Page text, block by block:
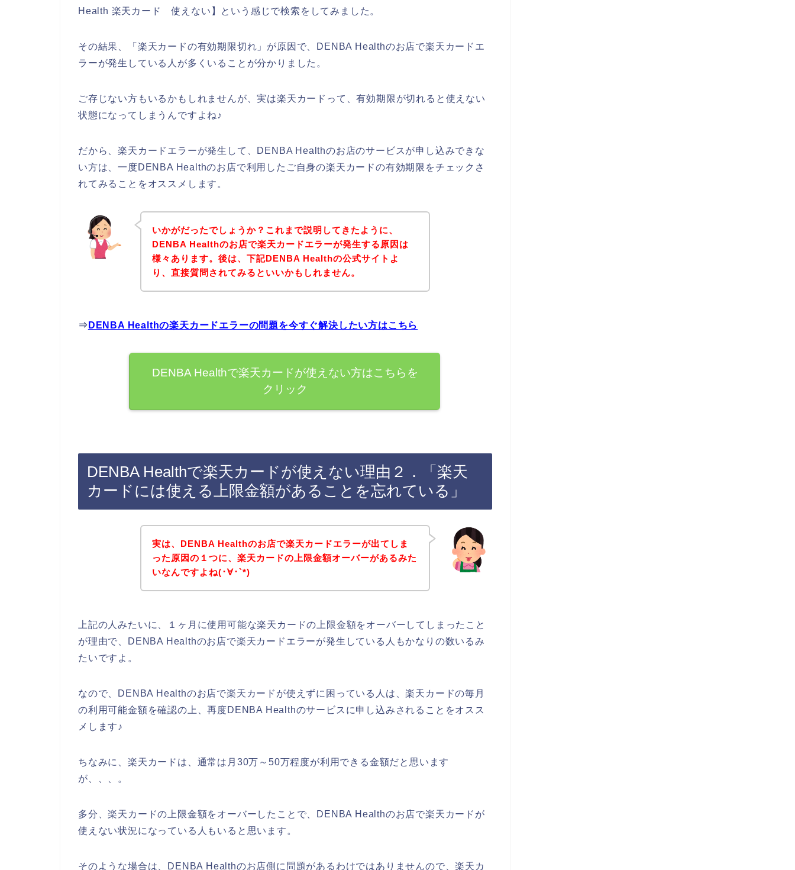
Health 楽天カード 使えない】という感じで検索をしてみました。
その結果、「楽天カードの有効期限切れ」が原因で、DENBA Healthのお店で楽天カードエ
ラーが発生している人が多くいることが分かりました。
ご存じない方もいるかもしれませんが、実は楽天カードって、有効期限が切れると使えない
状態になってしまうんですよね♪
だから、楽天カードエラーが発生して、DENBA Healthのお店のサービスが申し込みできな
い方は、一度DENBA Healthのお店で利用したご自身の楽天カードの有効期限をチェックさ
れてみることをオススメします。
いかがだったでしょうか？これまで説明してきたように、
DENBA Healthのお店で楽天カードエラーが発生する原因は
様々あります。後は、下記DENBA Healthの公式サイトよ
り、直接質問されてみるといいかもしれません。
⇒ DENBA Healthの楽天カードエラーの問題を今すぐ解決したい方はこちら
DENBA Healthで楽天カードが使えない方はこちらを
クリック
DENBA Healthで楽天カードが使えない理由２．「楽天
カードには使える上限金額があることを忘れている」
実は、DENBA Healthのお店で楽天カードエラーが出てしま
った原因の１つに、楽天カードの上限金額オーバーがあるみた
いなんですよね(･∀･`*)
上記の人みたいに、１ヶ月に使用可能な楽天カードの上限金額をオーバーしてしまったこと
が理由で、DENBA Healthのお店で楽天カードエラーが発生している人もかなりの数いるみ
たいですよ。
なので、DENBA Healthのお店で楽天カードが使えずに困っている人は、楽天カードの毎月
の利用可能金額を確認の上、再度DENBA Healthのサービスに申し込みされることをオスス
メします♪
ちなみに、楽天カードは、通常は月30万～50万程度が利用できる金額だと思います
が、、、。
多分、楽天カードの上限金額をオーバーしたことで、DENBA Healthのお店で楽天カードが
使えない状況になっている人もいると思います。
そのような場合は、DENBA Healthのお店側に問題があるわけではありませんので、楽天カ